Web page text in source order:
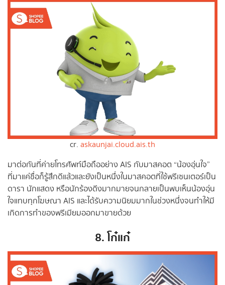
cr. askaunjai.cloud.ais.th
มาต่อกันที่ค่ายโทรศัพท์มือถืออย่าง AIS กับมาสคอต “น้องอุ่นใจ”
ที่มาแค่ชื่อก็รู้สึกดีแล้วและยังเป็นหนึ่งในมาสคอตที่ใช้พรีเซนเตอร์เป็น
ดารา นักแสดง หรือนักร้องดีงมากมายจนกลายเป็นพบเห็นน้องอุ่น
ใจแทบทุกโฆษณา AIS และได้รับความนิยมมากในช่วงหนึ่งจนทำให้มี
เกิดการทำของพรีเมียมออกมาขายด้วย
8. โก๋แก๋